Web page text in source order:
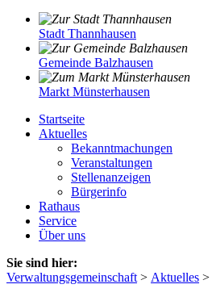
Stadt Thannhausen
Gemeinde Balzhausen
Markt Münsterhausen
Startseite
Aktuelles
Bekanntmachungen
Veranstaltungen
Stellenanzeigen
Bürgerinfo
Rathaus
Service
Über uns
Sie sind hier:
Verwaltungsgemeinschaft > Aktuelles >